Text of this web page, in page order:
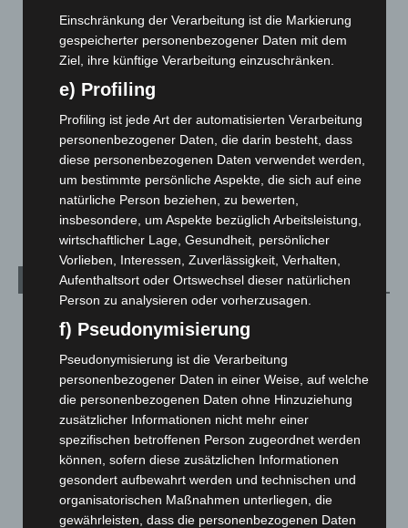
Corona-News
Hannover und Region
Langenhagen und Ortsteile
Leserbriefe
Menschen
Über uns
Veranstaltungen
1.888
Archiv
August 2026
(14)
Juni 2026(139)
Mai 2026(99)
April 2026(99)
März 2026(115)
Februar 2026(109)
Januar 2026 (122)
Einschränkung der Verarbeitung ist die Markierung
gespeicherter personenbezogener Daten mit dem
Ziel, ihre künftige Verarbeitung einzuschränken.
e) Profiling
Profiling ist jede Art der automatisierten Verarbeitung
personenbezogener Daten, die darin besteht, dass
diese personenbezogenen Daten verwendet werden,
um bestimmte persönliche Aspekte, die sich auf eine
natürliche Person beziehen, zu bewerten,
insbesondere, um Aspekte bezüglich Arbeitsleistung,
wirtschaftlicher Lage, Gesundheit, persönlicher
Vorlieben, Interessen, Zuverlässigkeit, Verhalten,
Aufenthaltsort oder Ortswechsel dieser natürlichen
Person zu analysieren oder vorherzusagen.
f) Pseudonymisierung
Pseudonymisierung ist die Verarbeitung
personenbezogener Daten in einer Weise, auf welche
die personenbezogenen Daten ohne Hinzuziehung
zusätzlicher Informationen nicht mehr einer
spezifischen betroffenen Person zugeordnet werden
können, sofern diese zusätzlichen Informationen
gesondert aufbewahrt werden und technischen und
organisatorischen Maßnahmen unterliegen, die
gewährleisten, dass die personenbezogenen Daten